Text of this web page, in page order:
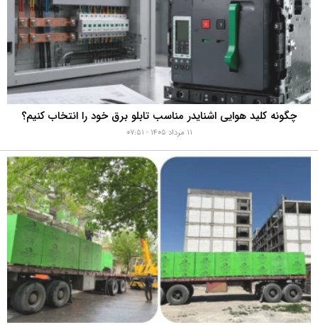
چگونه کلید هوایی اشنایدر مناسب تابلو برق خود را انتخاب کنیم؟